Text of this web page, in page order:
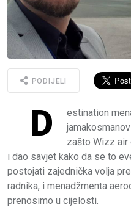
PODIJELI
D
estination
zašto Wizz
i dao savjet kako da se to
postojati zajednička volja
radnika, i menadžmenta
prenosimo u cijelosti.